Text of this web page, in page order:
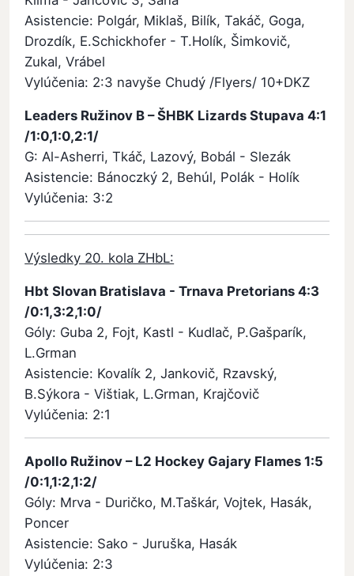
Asistencie: Polgár, Miklaš, Bilík, Takáč, Goga,
Drozdík, E.Schickhofer - T.Holík, Šimkovič,
Zukal, Vrábel
Vylúčenia: 2:3 navyše Chudý /Flyers/ 10+DKZ
Leaders Ružinov B – ŠHBK Lizards Stupava 4:1
/1:0,1:0,2:1/
G: Al-Asherri, Tkáč, Lazový, Bobál - Slezák
Asistencie: Bánoczký 2, Behúl, Polák - Holík
Vylúčenia: 3:2
Výsledky 20. kola ZHbL:
Hbt Slovan Bratislava - Trnava Pretorians 4:3
/0:1,3:2,1:0/
Góly: Guba 2, Fojt, Kastl - Kudlač, P.Gašparík,
L.Grman
Asistencie: Kovalík 2, Jankovič, Rzavský,
B.Sýkora - Vištiak, L.Grman, Krajčovič
Vylúčenia: 2:1
Apollo Ružinov – L2 Hockey Gajary Flames 1:5
/0:1,1:2,1:2/
Góly: Mrva - Duričko, M.Taškár, Vojtek, Hasák,
Poncer
Asistencie: Sako - Juruška, Hasák
Vylúčenia: 2:3